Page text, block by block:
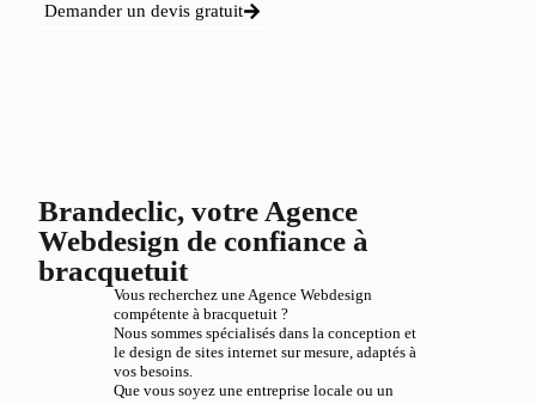
Demander un devis gratuit
Brandeclic, votre Agence
Webdesign de confiance à
bracquetuit
Vous recherchez une Agence Webdesign
compétente à bracquetuit ?
Nous sommes spécialisés dans la conception et
le design de sites internet sur mesure, adaptés à
vos besoins.
Que vous soyez une entreprise locale ou un